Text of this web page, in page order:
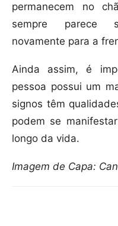
permanecem no
sempre parece
novamente para a
Ainda assim, é
pessoa possui um
signos têm
podem se
longo da vida.
Imagem de Capa: